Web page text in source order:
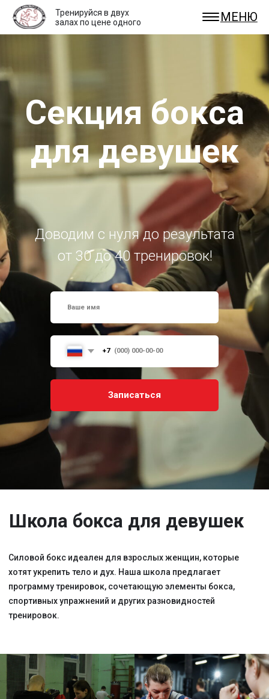
Тренируйся в двух
залах по цене одного
Секция бокса
для девушек
+7
Записаться
Доводим с нуля до результата
от 30 до 40 тренировок!
Школа бокса для девушек
Силовой бокс идеален для взрослых женщин, которые
хотят укрепить тело и дух. Наша школа предлагает
программу тренировок, сочетающую элементы бокса,
спортивных упражнений и других разновидностей
тренировок.